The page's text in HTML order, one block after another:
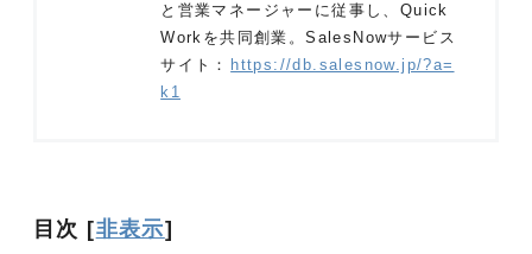
と営業マネージャーに従事し、Quick
Workを共同創業。SalesNowサービス
サイト：
https://db.salesnow.jp/?a=
k1
目次 [非表示]